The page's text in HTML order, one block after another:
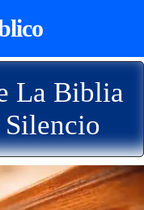
La Biblia
Silencio